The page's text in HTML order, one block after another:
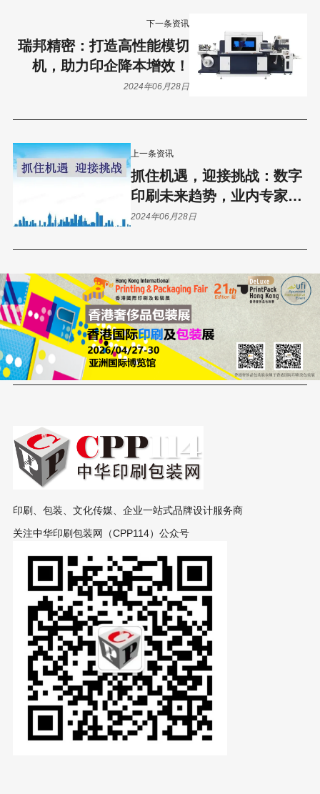
上一条资讯
抓住机遇，迎接挑战：数字
印刷未来趋势，业内专家深
度解析！
2024年06月28日
下一条资讯
瑞邦精密：打造高性能模切
机，助力印企降本增效！
2024年06月28日
印刷、包装、文化传媒、企业一站式品牌设计服务商
关注中华印刷包装网（CPP114）公众号